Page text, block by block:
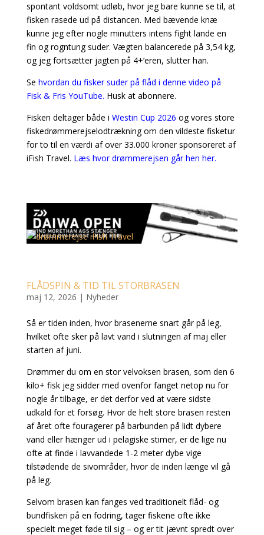
spontant voldsomt udløb, hvor jeg bare kunne se til, at
fisken rasede ud på distancen. Med bævende knæ
kunne jeg efter nogle minutters intens fight lande en
fin og rogntung suder. Vægten balancerede på 3,54 kg,
og jeg fortsætter jagten på 4+’eren, slutter han.
Se hvordan du fisker suder på flåd i denne video på
Fisk & Fris YouTube. Husk at abonnere.
Fisken deltager både i Westin Cup 2026 og vores store
fiskedrømmerejselodtrækning om den vildeste fisketur
for to til en værdi af over 33.000 kroner sponsoreret af
iFish Travel. Læs hvor drømmerejsen går hen her.
FLÅDSPIN & TID TIL STORBRASEN
maj 12, 2026 | Nyheder
Så er tiden inden, hvor brasenerne snart går på leg,
hvilket ofte sker på lavt vand i slutningen af maj eller
starten af juni.
Drømmer du om en stor velvoksen brasen, som den 6
kilo+ fisk jeg sidder med ovenfor fanget netop nu for
nogle år tilbage, er det derfor ved at være sidste
udkald for et forsøg. Hvor de helt store brasen resten
af året ofte fouragerer på barbunden på lidt dybere
vand eller hænger ud i pelagiske stimer, er de lige nu
ofte at finde i lavvandede 1-2 meter dybe vige
tilstødende de sivområder, hvor de inden længe vil gå
på leg.
Selvom brasen kan fanges ved traditionelt flåd- og
bundfiskeri på en fodring, tager fiskene ofte ikke
specielt meget føde til sig – og er tit jævnt spredt over